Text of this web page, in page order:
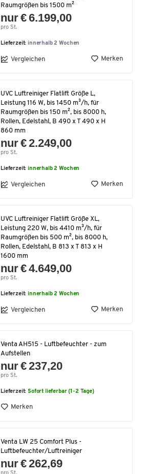
Raumgrößen bis 1500 m²
nur € 6.199,00
pro St.
Lieferzeit: innerhalb 2 Wochen
Vergleichen Merken
UVC Luftreiniger Flatlift Größe L,
Leistung 116 W, bis 1450 m³/h, für
Raumgrößen bis 150 m², bis 8000 h,
Rollen, Edelstahl, B 490 x T 490 x H
860 mm
nur € 2.249,00
pro St.
Lieferzeit:innerhalb 2 Wochen
Vergleichen Merken
UVC Luftreiniger Flatlift Größe XL,
Leistung 220 W, bis 4410 m³/h, für
Raumgrößen bis 500 m², bis 8000 h,
Rollen, Edelstahl, B 813 x T 813 x H
1600 mm
nur € 4.649,00
pro St.
Lieferzeit:innerhalb 2 Wochen
Vergleichen Merken
Venta AH515 - Luftbefeuchter - zum
Aufstellen
nur € 237,20
pro St.
Lieferzeit:Sofort lieferbar (1-2 Tage)
Merken
Venta LW 25 Comfort Plus -
Luftbefeuchter/Luftreiniger
nur € 262,69